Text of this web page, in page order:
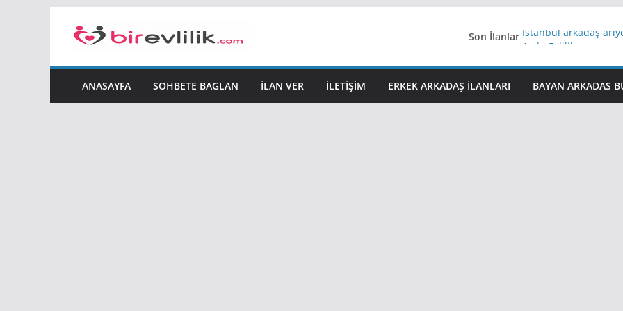
Son İlanlar İstanbul arkadaş
Yeni Bir Aşk Lazım
iş arayanlara iş
ANASAYFA SOHBETE BAGLAN İLAN VER İLETIŞIM ERKEK ARKADAŞ ILANLARI BAYAN ARKADAS